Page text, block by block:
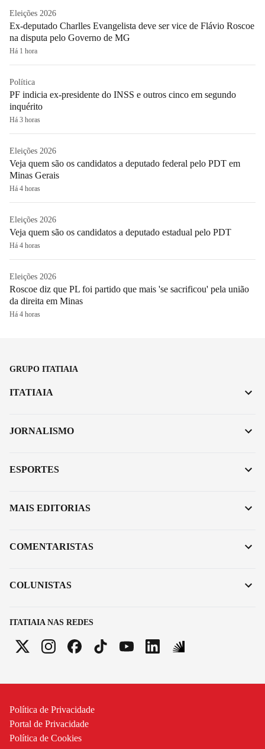
Eleições 2026
Ex-deputado Charlles Evangelista deve ser vice de Flávio Roscoe
na disputa pelo Governo de MG
Há 1 hora
Política
PF indicia ex-presidente do INSS e outros cinco em segundo
inquérito
Há 3 horas
Eleições 2026
Veja quem são os candidatos a deputado federal pelo PDT em
Minas Gerais
Há 4 horas
Eleições 2026
Veja quem são os candidatos a deputado estadual pelo PDT
Há 4 horas
Eleições 2026
Roscoe diz que PL foi partido que mais 'se sacrificou' pela união
da direita em Minas
Há 4 horas
GRUPO ITATIAIA
ITATIAIA NAS REDES
ITATIAIA
JORNALISMO
ESPORTES
MAIS EDITORIAS
COMENTARISTAS
COLUNISTAS
Política de Privacidade
Portal de Privacidade
Política de Cookies